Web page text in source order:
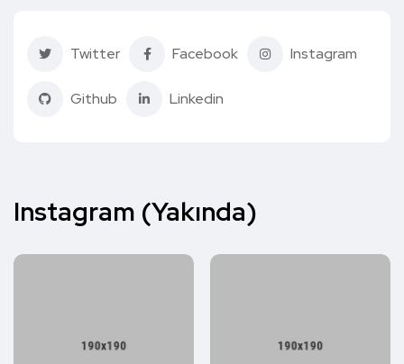
Twitter Facebook Instagram
Github Linkedin
Instagram (Yakında)